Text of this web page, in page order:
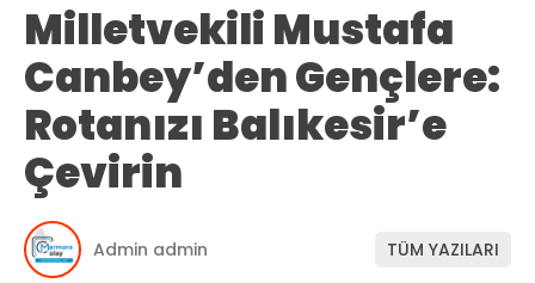
Milletvekili Mustafa
Canbey’den Gençlere:
Rotanızı Balıkesir’e
Çevirin
Admin admin TÜM YAZILARI